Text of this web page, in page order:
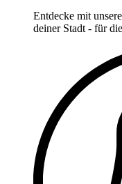
Entdecke mit
deiner Stadt - für